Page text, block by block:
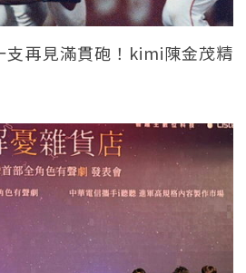
支再見滿貫砲！kimi陳金茂精